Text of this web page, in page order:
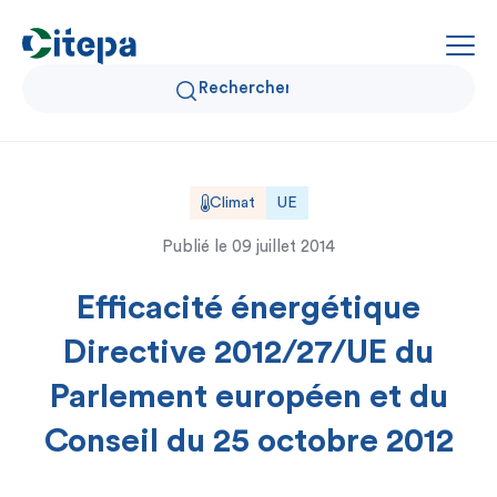
Qui sommes-nous ?
Données Air et Climat
Actualités et décryptages
Expertise et solutions
Climat UE
Publié le 09 juillet 2014
Efficacité énergétique
Directive 2012/27/UE du
Parlement européen et du
Conseil du 25 octobre 2012